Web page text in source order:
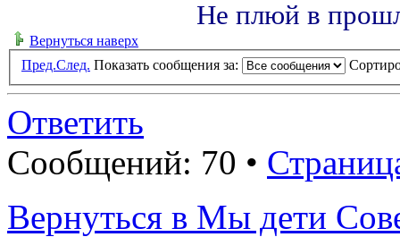
Не плюй в
Вернуться наверх
Пред.След. Показать сообщения за:
Ответить
Сообщений: 70 •
Вернуться в Мы дети